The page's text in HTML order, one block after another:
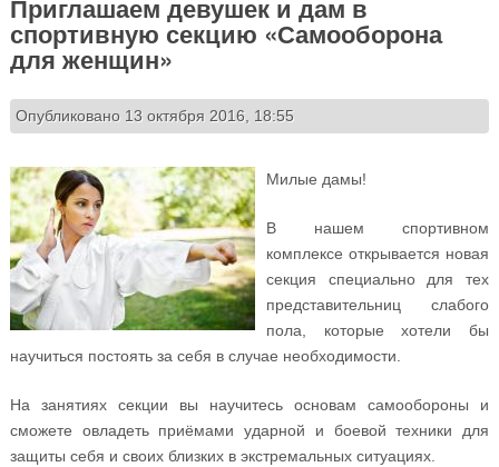
Приглашаем девушек и дам в
спортивную секцию «Самооборона
для женщин»
Опубликовано 13 октября 2016, 18:55
Милые дамы!
В нашем спортивном
комплексе открывается новая
секция специально для тех
представительниц слабого
пола, которые хотели бы
научиться постоять за себя в случае необходимости.
На занятиях секции вы научитесь основам самообороны и
сможете овладеть приёмами ударной и боевой техники для
защиты себя и своих близких в экстремальных ситуациях.